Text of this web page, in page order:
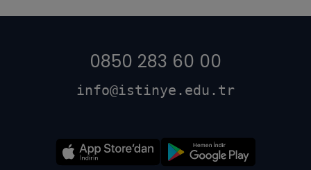
0850 283 60 00
info@istinye.edu.tr